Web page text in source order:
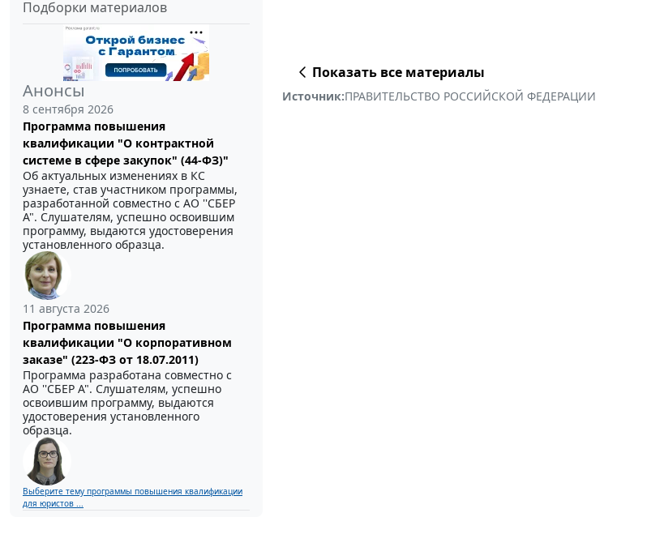
Подборки материалов
Анонсы
8 сентября 2026
Программа повышения
квалификации "О контрактной
системе в сфере закупок" (44-ФЗ)"
Об актуальных изменениях в КС
узнаете, став участником программы,
разработанной совместно с АО ''СБЕР
А". Слушателям, успешно освоившим
программу, выдаются удостоверения
установленного образца.
11 августа 2026
Программа повышения
квалификации "О корпоративном
заказе" (223-ФЗ от 18.07.2011)
Программа разработана совместно с
АО ''СБЕР А". Слушателям, успешно
освоившим программу, выдаются
удостоверения установленного
образца.
Выберите тему программы повышения квалификации
для юристов ...
Показать все материалы
Источник:ПРАВИТЕЛЬСТВО РОССИЙСКОЙ ФЕДЕРАЦИИ